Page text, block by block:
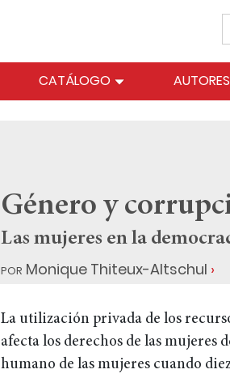
CATÁLOGO AUTORES
Género y
Las mujeres en la
por Monique Thiteux-Altschul
La utilización privada de los
afecta los derechos de las
humano de las mujeres cuando